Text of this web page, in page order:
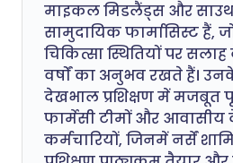
माइकल मिडलैंड्स और
सामुदायिक फार्मासिस्ट हैं,
चिकित्सा स्थितियों पर
वर्षों का अनुभव रखते हैं।
देखभाल प्रशिक्षण में मजबूत
फार्मेसी टीमों और
कर्मचारियों, जिनमें नर्सें